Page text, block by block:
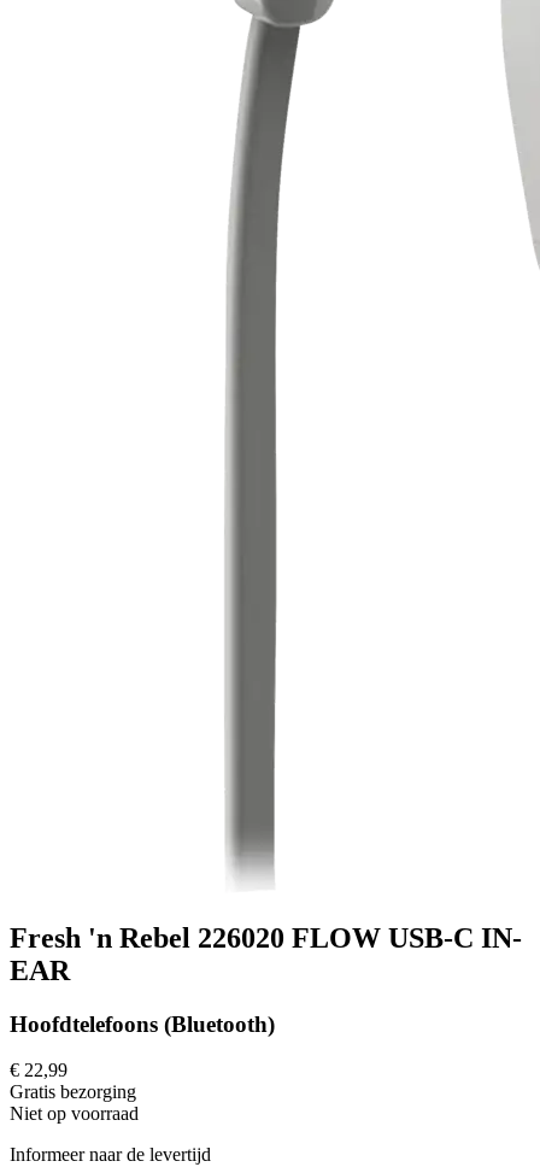
Fresh 'n Rebel 226020 FLOW USB-C IN-
EAR
Hoofdtelefoons (Bluetooth)
€ 22,99
Gratis bezorging
Niet op voorraad
Informeer naar de levertijd